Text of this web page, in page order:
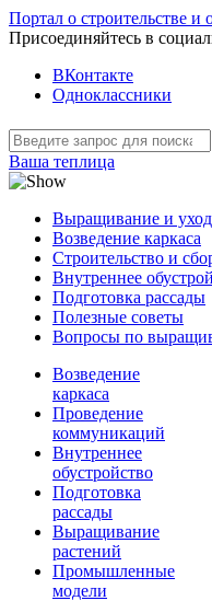
Портал о строительстве и
Присоединяйтесь в
ВКонтакте
Одноклассники
Ваша теплица
Выращивание и уход
Возведение каркаса
Строительство и
Внутреннее
Подготовка рассады
Полезные советы
Вопросы по
Возведение
каркаса
Проведение
коммуникаций
Внутреннее
обустройство
Подготовка
рассады
Выращивание
растений
Промышленные
модели